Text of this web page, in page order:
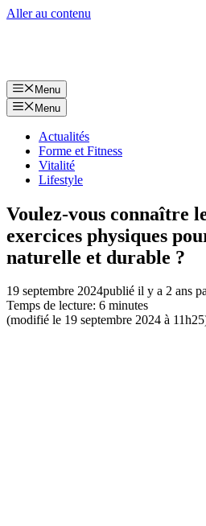
Aller au contenu
Menu
Menu
Actualités
Forme et Fitness
Vitalité
Lifestyle
Voulez-vous connaître
exercices physiques
naturelle et durable ?
19 septembre 2024publié il y a 2 ans
Temps de lecture: 6 minutes
(modifié le 19 septembre 2024 à